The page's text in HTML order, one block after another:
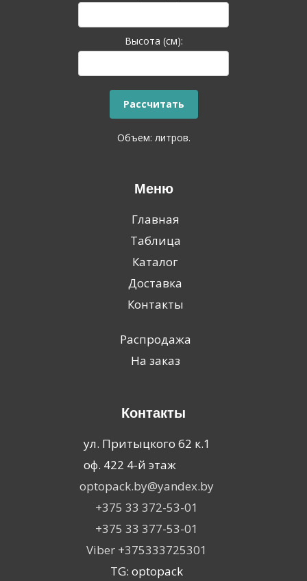
Высота (см):
Объем: литров.
Меню
Главная
Таблица
Каталог
Доставка
Контакты
Распродажа
На заказ
Контакты
ул. Притыцкого 62 к.1
оф. 422 4-й этаж
optopack.by@yandex.by
+375 33 372-53-01
+375 33 377-53-01
Viber +375333725301
TG: optopack